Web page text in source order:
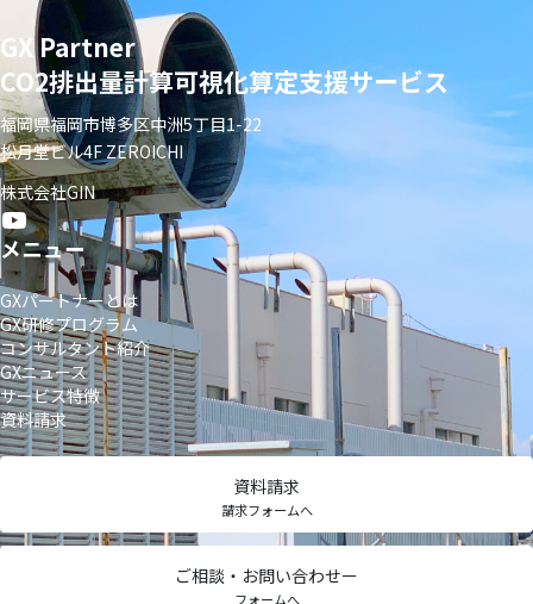
GX Partner
CO2排出量計算可視化算定支援サービス
福岡県福岡市博多区中洲5丁目1-22
松月堂ビル4F ZEROICHI
株式会社GIN
メニュー
GXパートナーとは
GX研修プログラム
コンサルタント紹介
GXニュース
サービス特徴
資料請求
資料請求
請求フォームへ
ご相談・お問い合わせー
フォームへ